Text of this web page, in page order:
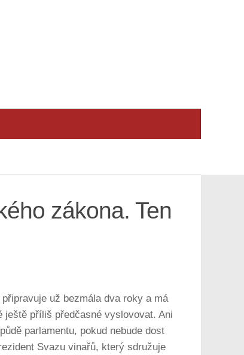
zákona. Ten
už bezmála dva roky a má
příliš předčasné vyslovovat. Ani
parlamentu, pokud nebude dost
Svazu vinařů, který sdružuje